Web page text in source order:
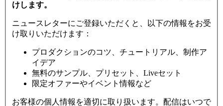
けします。
ニュースレターにご登録いただくと、以下の情報をお受
け取りいただけます：
プロダクションのコツ、チュートリアル、制作ア
イデア
無料のサンプル、プリセット、Liveセット
限定オファーやイベント情報など
お客様の個人情報を適切に取り扱います。配信はいつで